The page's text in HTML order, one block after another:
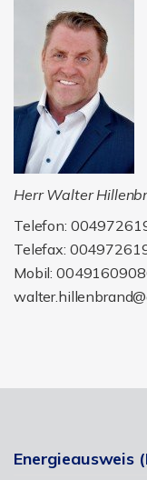
Herr Walter
Telefon:
Telefax:
Mobil:
Energieausweis